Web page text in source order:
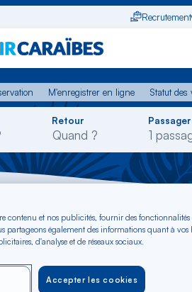
Recrutement
M'enregistrer en ligne
Statut
M'enregistrer en ligne Statut des
Retour
- vers
contenu et nos publicités, fournir des fonctionnalités
partageons également des informations quant à vos
d'analyse et de réseaux sociaux.
Accepter les cookies